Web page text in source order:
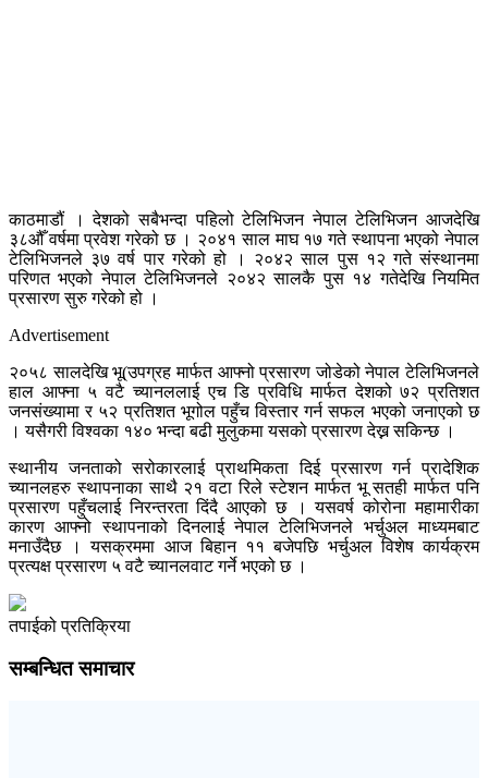
काठमाडौं । देशको सबैभन्दा पहिलो टेलिभिजन नेपाल टेलिभिजन आजदेखि
३८औँ वर्षमा प्रवेश गरेको छ । २०४१ साल माघ १७ गते स्थापना भएको नेपाल
टेलिभिजनले ३७ वर्ष पार गरेको हो । २०४२ साल पुस १२ गते संस्थानमा
परिणत भएको नेपाल टेलिभिजनले २०४२ सालकै पुस १४ गतेदेखि नियमित
प्रसारण सुरु गरेको हो ।
Advertisement
२०५८ सालदेखि भू(उपग्रह मार्फत आफ्नो प्रसारण जोडेको नेपाल टेलिभिजनले
हाल आफ्ना ५ वटै च्यानललाई एच डि प्रविधि मार्फत देशको ७२ प्रतिशत
जनसंख्यामा र ५२ प्रतिशत भूगोल पहुँच विस्तार गर्न सफल भएको जनाएको छ
। यसैगरी विश्वका १४० भन्दा बढी मुलुकमा यसको प्रसारण देख्न सकिन्छ ।
स्थानीय जनताको सरोकारलाई प्राथमिकता दिई प्रसारण गर्न प्रादेशिक
च्यानलहरु स्थापनाका साथै २१ वटा रिले स्टेशन मार्फत भू सतही मार्फत पनि
प्रसारण पहुँचलाई निरन्तरता दिंदै आएको छ । यसवर्ष कोरोना महामारीका
कारण आफ्नो स्थापनाको दिनलाई नेपाल टेलिभिजनले भर्चुअल माध्यमबाट
मनाउँदैछ । यसक्रममा आज बिहान ११ बजेपछि भर्चुअल विशेष कार्यक्रम
प्रत्यक्ष प्रसारण ५ वटै च्यानलवाट गर्ने भएको छ ।
तपाईको प्रतिक्रिया
सम्बन्धित समाचार